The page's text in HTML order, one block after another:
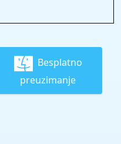
Besplatno
preuzimanje